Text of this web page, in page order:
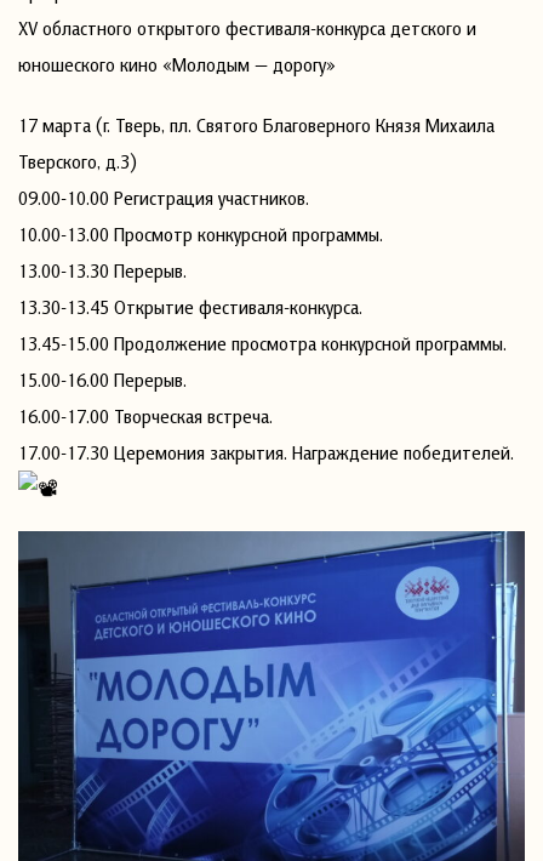
XV областного открытого фестиваля-конкурса детского и
юношеского кино «Молодым — дорогу»
17 марта (г. Тверь, пл. Святого Благоверного Князя Михаила
Тверского, д.3)
09.00-10.00 Регистрация участников.
10.00-13.00 Просмотр конкурсной программы.
13.00-13.30 Перерыв.
13.30-13.45 Открытие фестиваля-конкурса.
13.45-15.00 Продолжение просмотра конкурсной программы.
15.00-16.00 Перерыв.
16.00-17.00 Творческая встреча.
17.00-17.30 Церемония закрытия. Награждение победителей.